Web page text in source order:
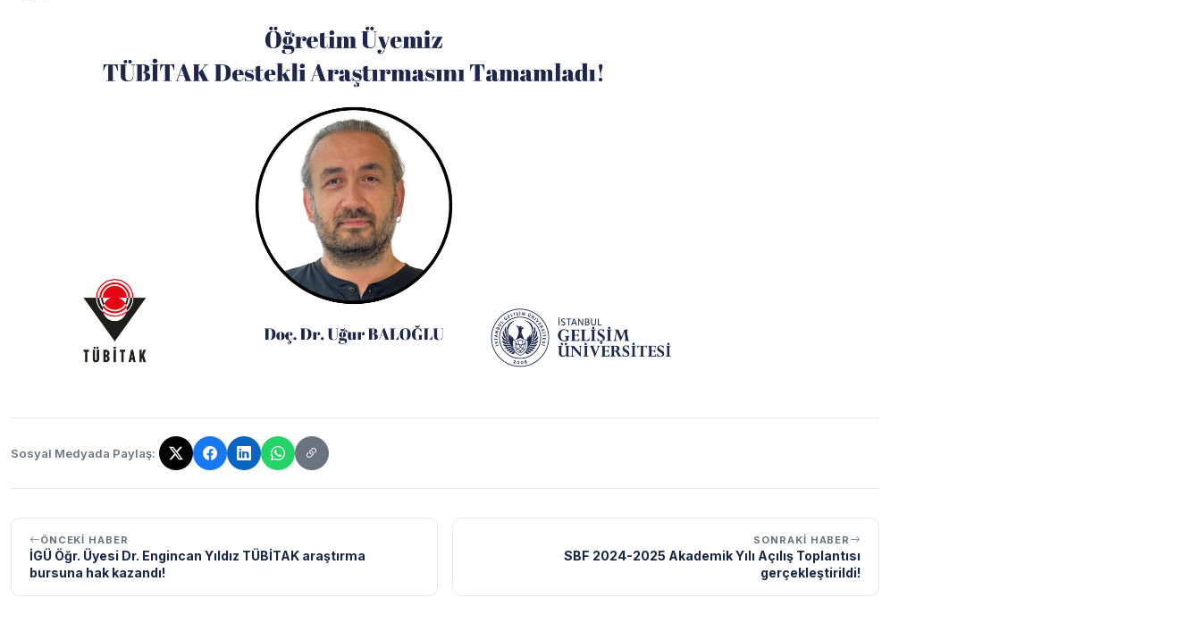
Sosyal Medyada Paylaş:
Bağlantı kopyalandı!
ÖNCEKI HABER
İGÜ Öğr. Üyesi Dr. Engincan Yıldız TÜBİTAK araştırma
bursuna hak kazandı!
SONRAKI HABER
SBF 2024-2025 Akademik Yılı Açılış Toplantısı
gerçekleştirildi!